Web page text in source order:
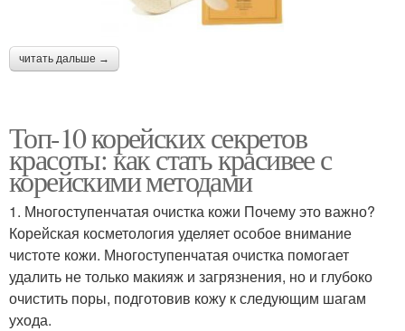
читать дальше →
Топ-10 корейских секретов
красоты: как стать красивее с
корейскими методами
1. Многоступенчатая очистка кожи Почему это важно?
Корейская косметология уделяет особое внимание
чистоте кожи. Многоступенчатая очистка помогает
удалить не только макияж и загрязнения, но и глубоко
очистить поры, подготовив кожу к следующим шагам
ухода.